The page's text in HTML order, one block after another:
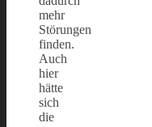
mehr
Störungen
finden.
Auch
hier
hätte
sich
die